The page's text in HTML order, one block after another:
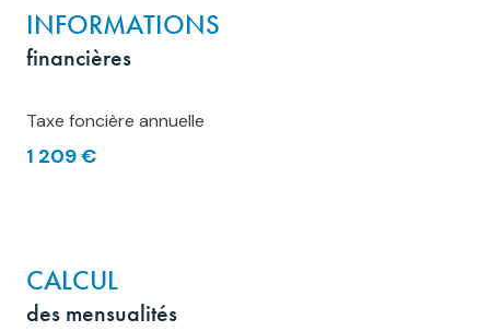
INFORMATIONS
financières
Taxe foncière annuelle
1 209 €
CALCUL
des mensualités